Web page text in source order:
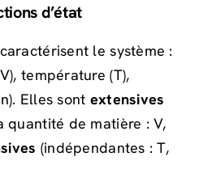
d’état
caractérisent le système :
température (T),
Elles sont extensives
quantité de matière : V,
(indépendantes : T,